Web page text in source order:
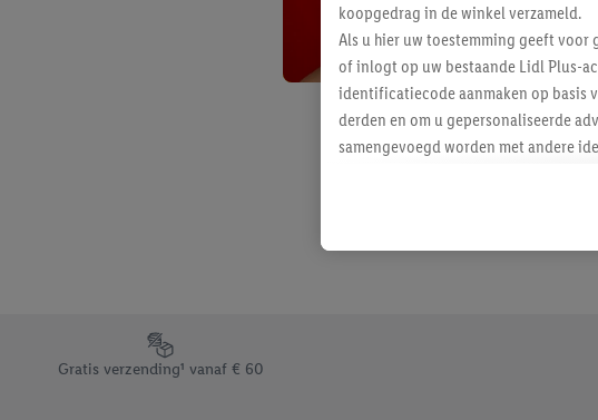
Footerelement met de verschillende USPs van Lidl.be
Gratis verzending¹ vanaf € 60
koopgedrag in de winkel verzameld.
Als u hier uw toestemming geeft voor
of inlogt op uw bestaande Lidl Plus-
identificatiecode aanmaken op basis
derden en om u gepersonaliseerde
samengevoegd worden met andere
Als u hiermee akkoord gaat, kunnen
u interesse hebt getoond
niet te kopen), ook op verschillende
Onder “Aanpassen” kunt u
Door op “weigeren” te klikken, kunt
“aanvaarden” te klikken, stemt u in